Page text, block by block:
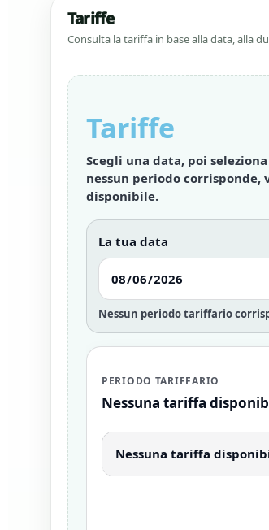
Tariffe
Consulta la tariffa in base alla data, alla
Tariffe
Scegli una data, poi seleziona
nessun periodo
disponibile.
La tua data
Nessun periodo tariffario
PERIODO TARIFFARIO
Nessuna tariffa
Nessuna tariffa